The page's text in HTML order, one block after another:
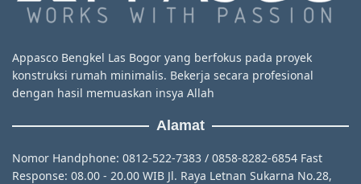
Appasco Bengkel Las Bogor yang berfokus pada proyek
konstruksi rumah minimalis. Bekerja secara profesional
dengan hasil memuaskan insya Allah
Alamat
Nomor Handphone: 0812-522-7383 / 0858-8282-6854 Fast
Response: 08.00 - 20.00 WIB Jl. Raya Letnan Sukarna No.28,